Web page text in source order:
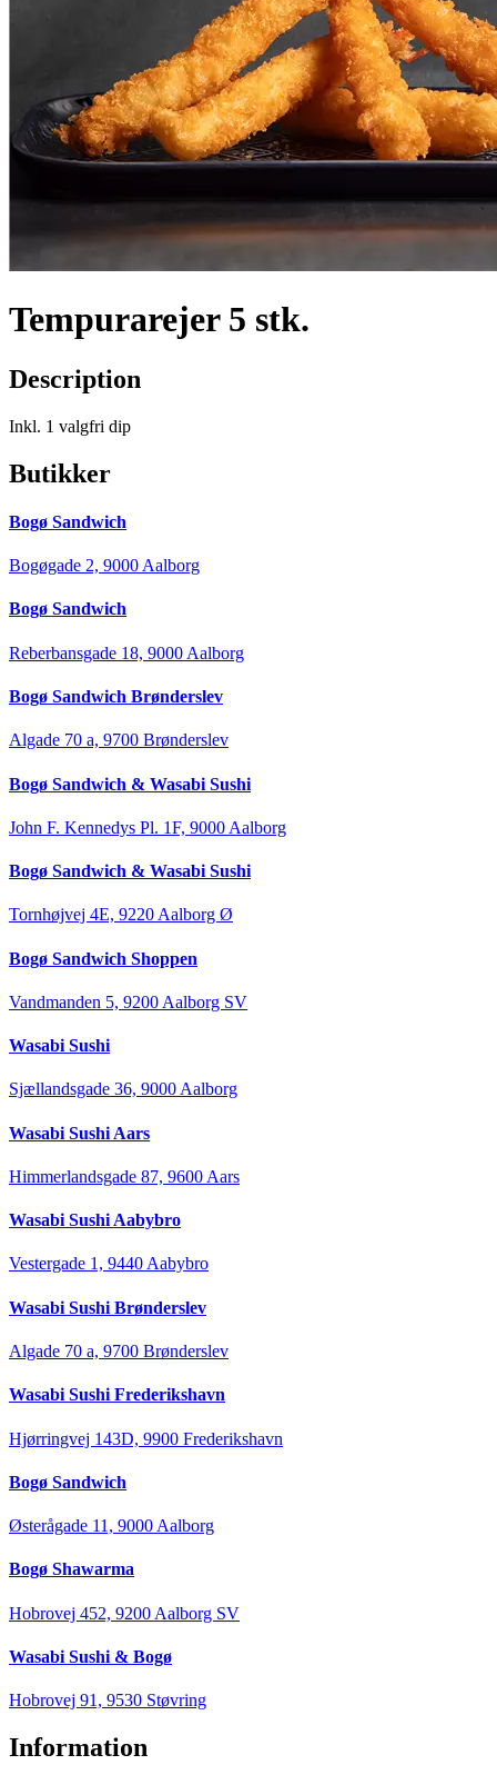
Tempurarejer 5 stk.
Description
Inkl. 1 valgfri dip
Butikker
Bogø Sandwich
Bogøgade 2, 9000 Aalborg
Bogø Sandwich
Reberbansgade 18, 9000 Aalborg
Bogø Sandwich Brønderslev
Algade 70 a, 9700 Brønderslev
Bogø Sandwich & Wasabi Sushi
John F. Kennedys Pl. 1F, 9000 Aalborg
Bogø Sandwich & Wasabi Sushi
Tornhøjvej 4E, 9220 Aalborg Ø
Bogø Sandwich Shoppen
Vandmanden 5, 9200 Aalborg SV
Wasabi Sushi
Sjællandsgade 36, 9000 Aalborg
Wasabi Sushi Aars
Himmerlandsgade 87, 9600 Aars
Wasabi Sushi Aabybro
Vestergade 1, 9440 Aabybro
Wasabi Sushi Brønderslev
Algade 70 a, 9700 Brønderslev
Wasabi Sushi Frederikshavn
Hjørringvej 143D, 9900 Frederikshavn
Bogø Sandwich
Østerågade 11, 9000 Aalborg
Bogø Shawarma
Hobrovej 452, 9200 Aalborg SV
Wasabi Sushi & Bogø
Hobrovej 91, 9530 Støvring
Information